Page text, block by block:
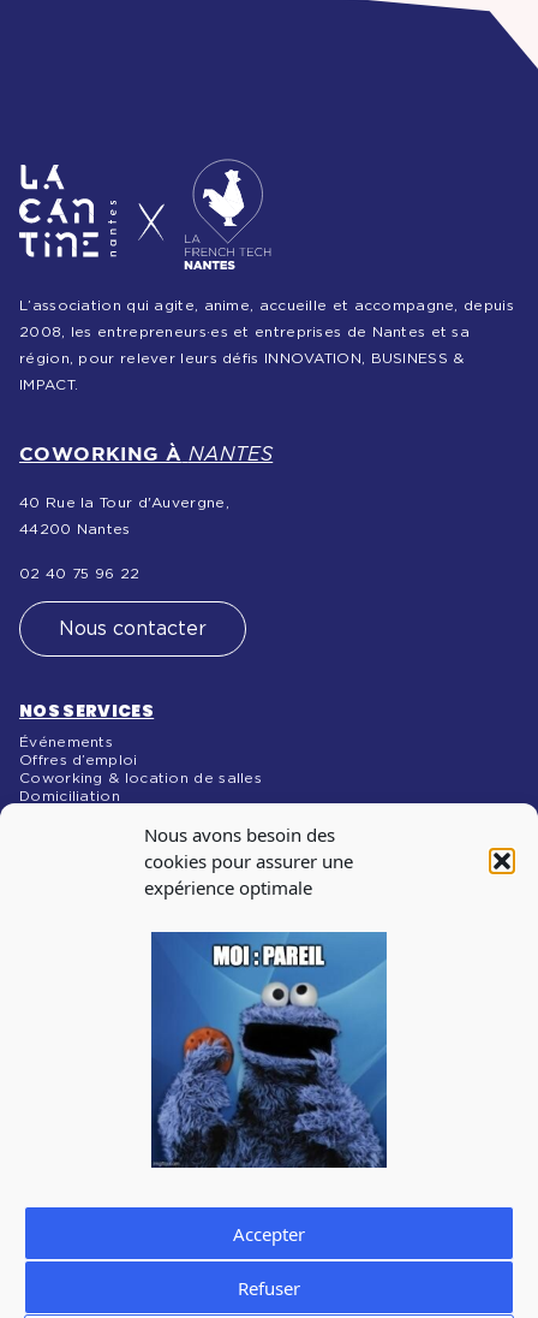
Nous avons besoin des
cookies pour assurer une
expérience optimale
Accepter
Refuser
L’association qui agite, anime, accueille et accompagne, depuis
2008, les entrepreneurs·es et entreprises de Nantes et sa
région, pour relever leurs défis INNOVATION, BUSINESS &
IMPACT.
COWORKING À NANTES
40 Rue la Tour d'Auvergne,
44200 Nantes
02 40 75 96 22
Nous contacter
NOS SERVICES
Événements
Offres d’emploi
Coworking & location de salles
Domiciliation
Abonnez-vous à notre newsletter pour recevoir les infos
sur les évènements, les offres d’emploi
J'accepte de recevoir la newsletter de La Cantine et je prends
connaissance de lapolitique de confidentialité.
Vous pouvez à tout moment utiliser le lien de désabonnement